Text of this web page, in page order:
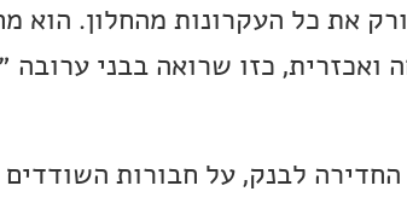
את כל העקרונות מהחלון. הוא
כזו שרואה בבני ערובה
החדירה לבנק, על חבורות